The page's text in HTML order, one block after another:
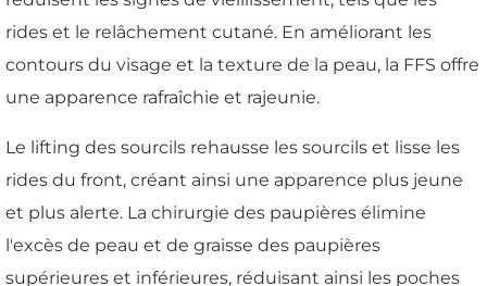
rides et le relâchement cutané. En améliorant les
contours du visage et la texture de la peau, la FFS offre
une apparence rafraîchie et rajeunie.
Le lifting des sourcils rehausse les sourcils et lisse les
rides du front, créant ainsi une apparence plus jeune
et plus alerte. La chirurgie des paupières élimine
l'excès de peau et de graisse des paupières
supérieures et inférieures, réduisant ainsi les poches